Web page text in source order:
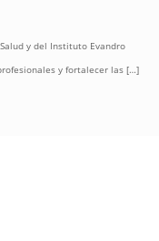
y del Instituto Evandro
y fortalecer las […]